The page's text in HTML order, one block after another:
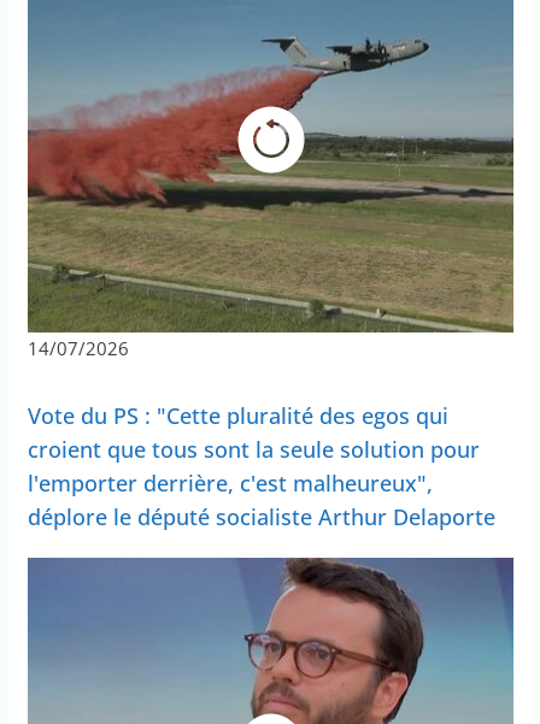
14/07/2026
Vote du PS : "Cette pluralité des egos qui
croient que tous sont la seule solution pour
l'emporter derrière, c'est malheureux",
déplore le député socialiste Arthur Delaporte